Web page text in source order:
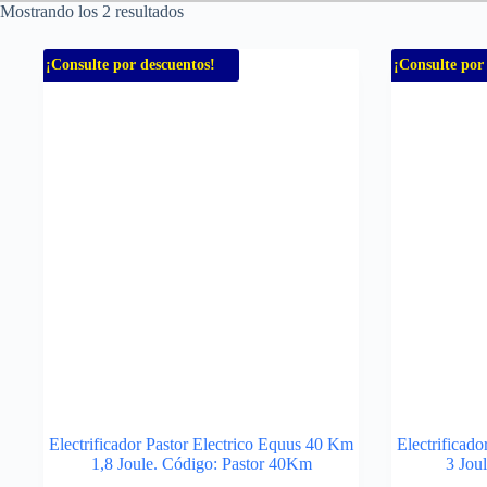
Mostrando los 2 resultados
¡Consulte por descuentos!
Electrificador Pastor Electrico Equus 40 Km
1,8 Joule. Código: Pastor 40Km
¡Consulte por
3